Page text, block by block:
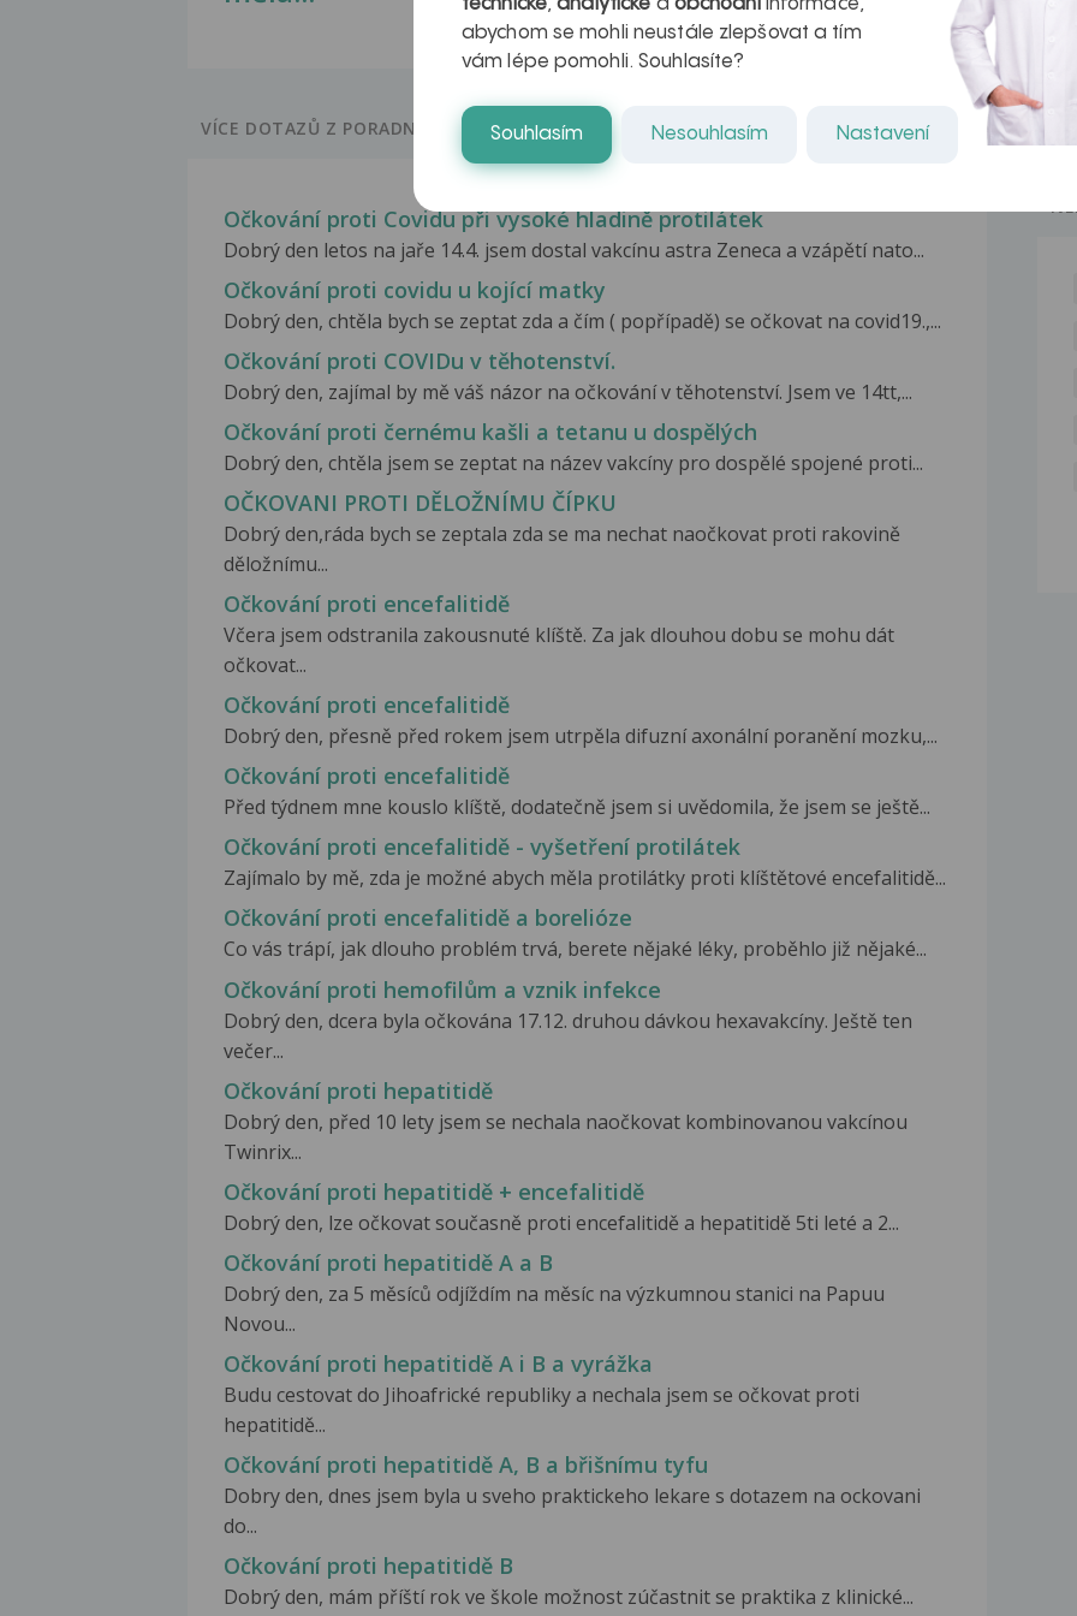
VÍCE DOTAZŮ Z PORADNY
Očkování proti Covidu při vysoké hladině protilátek
Dobrý den letos na jaře 14.4. jsem dostal vakcínu astra Zeneca a vzápětí nato...
Očkování proti covidu u kojící matky
Dobrý den, chtěla bych se zeptat zda a čím ( popřípadě) se očkovat na covid19.,...
Očkování proti COVIDu v těhotenství.
Dobrý den, zajímal by mě váš názor na očkování v těhotenství. Jsem ve 14tt,...
Očkování proti černému kašli a tetanu u dospělých
Dobrý den, chtěla jsem se zeptat na název vakcíny pro dospělé spojené proti...
OČKOVANI PROTI DĚLOŽNÍMU ČÍPKU
Dobrý den,ráda bych se zeptala zda se ma nechat naočkovat proti rakovině
děložnímu...
Očkování proti encefalitidě
Včera jsem odstranila zakousnuté klíště. Za jak dlouhou dobu se mohu dát
očkovat...
Očkování proti encefalitidě
Dobrý den, přesně před rokem jsem utrpěla difuzní axonální poranění mozku,...
Očkování proti encefalitidě
Před týdnem mne kouslo klíště, dodatečně jsem si uvědomila, že jsem se ještě...
Očkování proti encefalitidě - vyšetření protilátek
Zajímalo by mě, zda je možné abych měla protilátky proti klíštětové encefalitidě...
Očkování proti encefalitidě a borelióze
Co vás trápí, jak dlouho problém trvá, berete nějaké léky, proběhlo již nějaké...
Očkování proti hemofilům a vznik infekce
Dobrý den, dcera byla očkována 17.12. druhou dávkou hexavakcíny. Ještě ten
večer...
Očkování proti hepatitidě
Dobrý den, před 10 lety jsem se nechala naočkovat kombinovanou vakcínou
Twinrix...
Očkování proti hepatitidě + encefalitidě
Dobrý den, lze očkovat současně proti encefalitidě a hepatitidě 5ti leté a 2...
Očkování proti hepatitidě A a B
Dobrý den, za 5 měsíců odjíždím na měsíc na výzkumnou stanici na Papuu
Novou...
Očkování proti hepatitidě A i B a vyrážka
Budu cestovat do Jihoafrické republiky a nechala jsem se očkovat proti
hepatitidě...
Očkování proti hepatitidě A, B a břišnímu tyfu
Dobry den, dnes jsem byla u sveho praktickeho lekare s dotazem na ockovani
do...
Očkování proti hepatitidě B
Dobrý den, mám příští rok ve škole možnost zúčastnit se praktika z klinické...
technické,analytické a obchodníinformace,
abychom se mohli neustále zlepšovat a tím
vám lépe pomohli. Souhlasíte?
Souhlasím Nesouhlasím Nastavení